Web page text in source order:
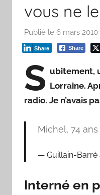
vous ne
Publié le 6 mars 2010
r
Share
Share
S ubitement,
Lorraine.
radio. Je n’avais
Michel, 74 ans
Guillain-Barré
Interné en